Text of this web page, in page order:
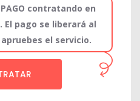
PAGO contratando en
pago se liberará al
el servicio.